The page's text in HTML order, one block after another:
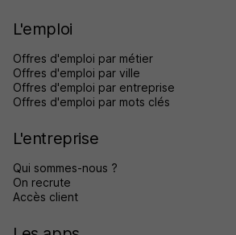
L'emploi
Offres d'emploi par métier
Offres d'emploi par ville
Offres d'emploi par entreprise
Offres d'emploi par mots clés
L'entreprise
Qui sommes-nous ?
On recrute
Accès client